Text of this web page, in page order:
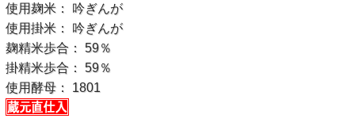
使用麹米： 吟ぎんが
使用掛米： 吟ぎんが
麹精米歩合： 59％
掛精米歩合： 59％
使用酵母： 1801